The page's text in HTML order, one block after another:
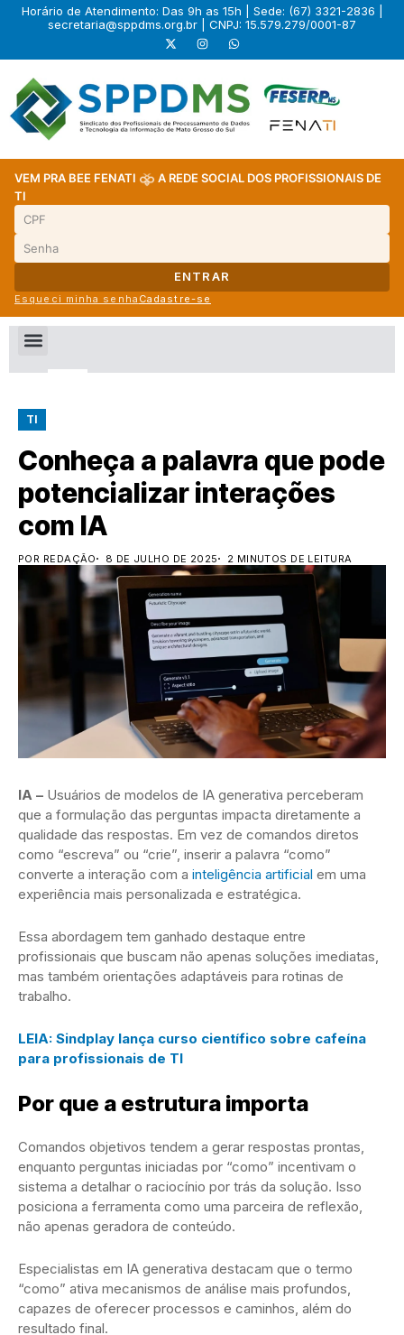
Horário de Atendimento: Das 9h as 15h | Sede: (67) 3321-2836 |
secretaria@sppdms.org.br | CNPJ: 15.579.279/0001-87
VEM PRA BEE FENATI
A REDE SOCIAL DOS PROFISSIONAIS DE
TI
ENTRAR
Esqueci minha senha Cadastre-se
TI
Conheça a palavra que pode
potencializar interações
com IA
POR REDAÇÃO 8 DE JULHO DE 2025 2 MINUTOS DE LEITURA
IA – Usuários de modelos de IA generativa perceberam
que a formulação das perguntas impacta diretamente a
qualidade das respostas. Em vez de comandos diretos
como “escreva” ou “crie”, inserir a palavra “como”
converte a interação com a inteligência artificial em uma
experiência mais personalizada e estratégica.
Essa abordagem tem ganhado destaque entre
profissionais que buscam não apenas soluções imediatas,
mas também orientações adaptáveis para rotinas de
trabalho.
LEIA: Sindplay lança curso científico sobre cafeína
para profissionais de TI
Por que a estrutura importa
Comandos objetivos tendem a gerar respostas prontas,
enquanto perguntas iniciadas por “como” incentivam o
sistema a detalhar o raciocínio por trás da solução. Isso
posiciona a ferramenta como uma parceira de reflexão,
não apenas geradora de conteúdo.
Especialistas em IA generativa destacam que o termo
“como” ativa mecanismos de análise mais profundos,
capazes de oferecer processos e caminhos, além do
resultado final.